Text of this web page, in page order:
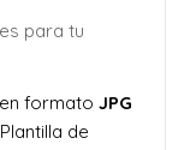
para tu
formato JPG
de